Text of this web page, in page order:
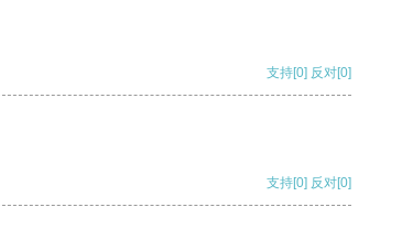
支持[0] 反对[0]
支持[0] 反对[0]